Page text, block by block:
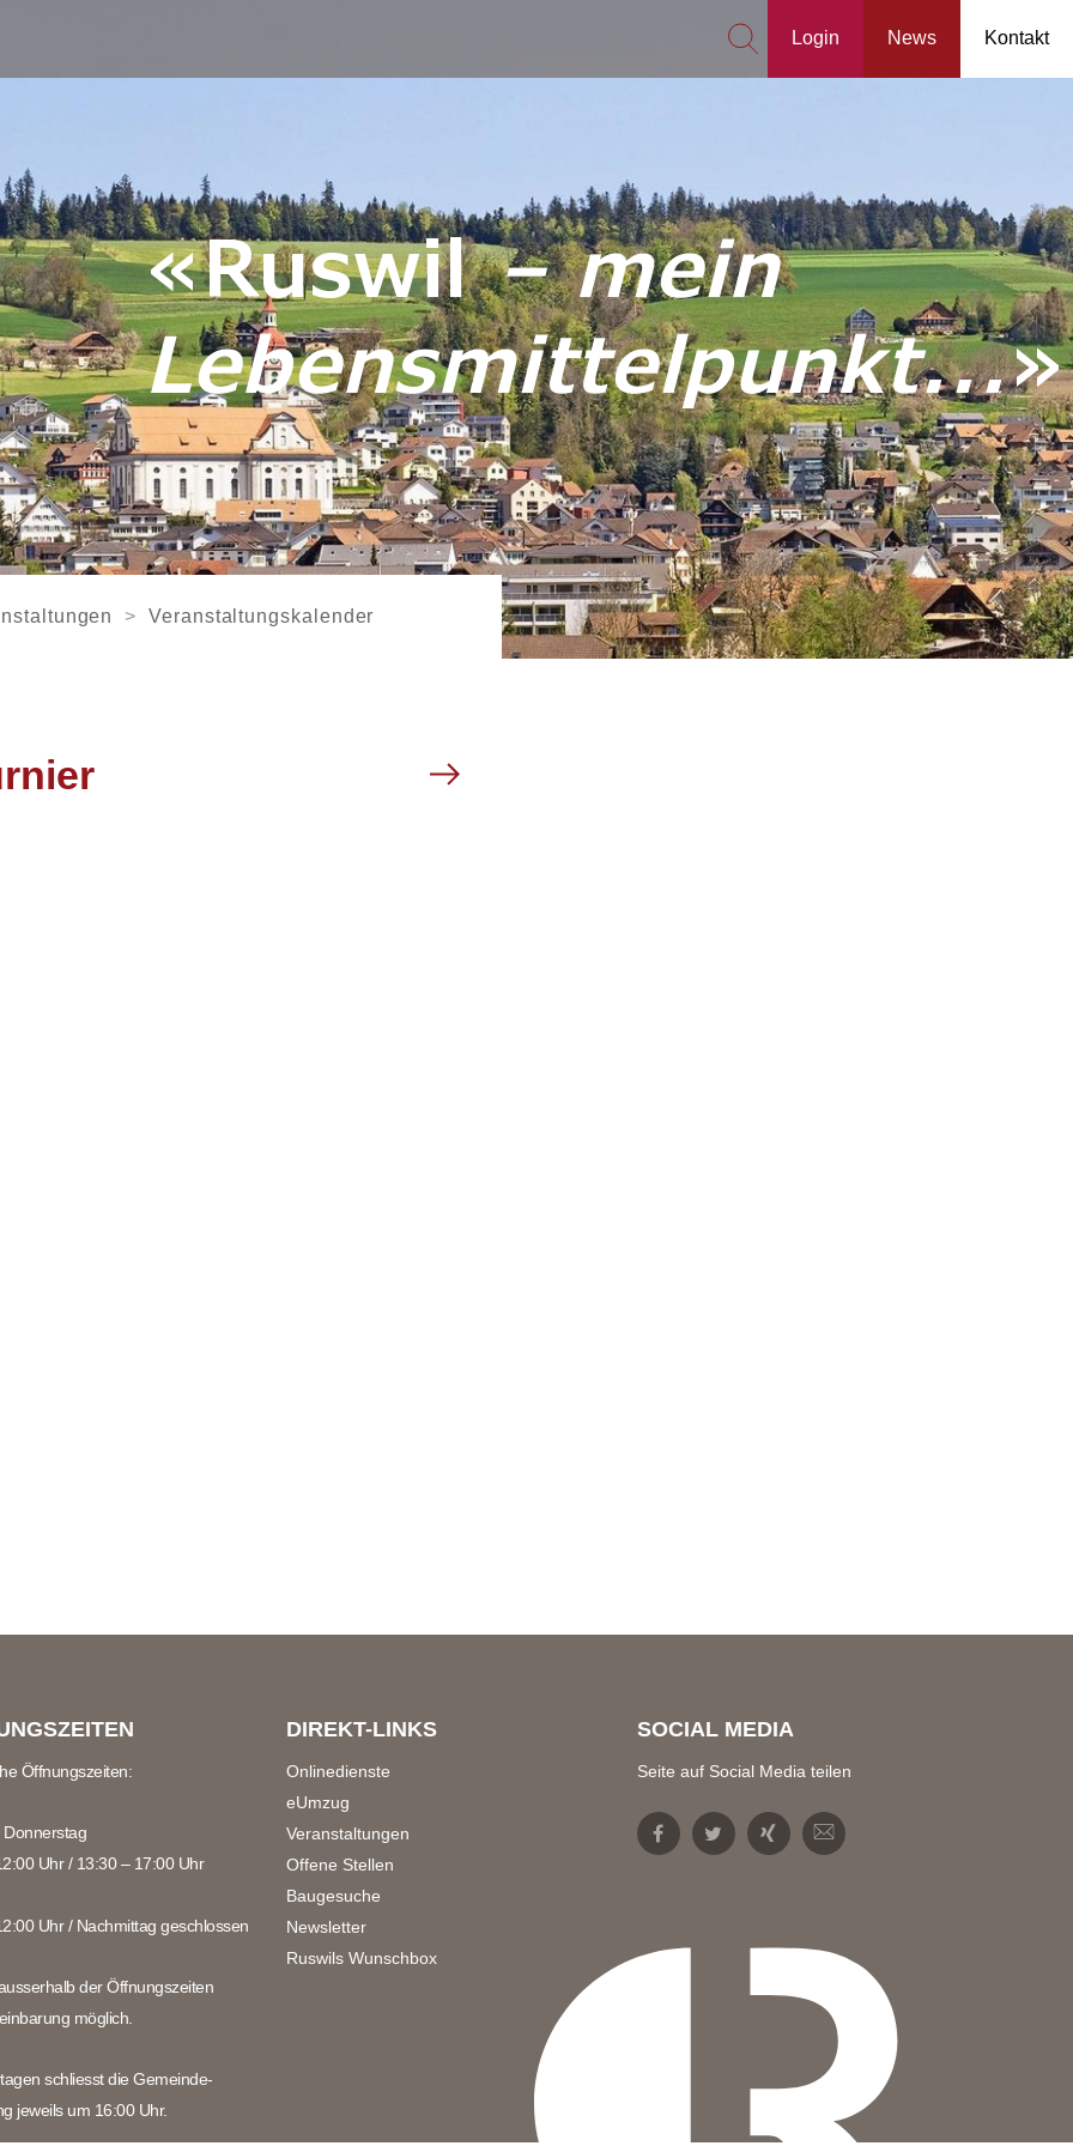
Login News Kontakt
«Ruswil– mein
Lebensmittelpunkt...»
Veranstaltungskalender
Öffnungszeiten:
Donnerstag
Uhr / 13:30 – 17:00 Uhr
Uhr / Nachmittag geschlossen
der Öffnungszeiten
möglich.
schliesst die Gemeinde-
jeweils um 16:00 Uhr.
DIREKT-LINKS
Onlinedienste
eUmzug
Veranstaltungen
Offene Stellen
Baugesuche
Newsletter
Ruswils Wunschbox
SOCIAL MEDIA
Seite auf Social Media teilen